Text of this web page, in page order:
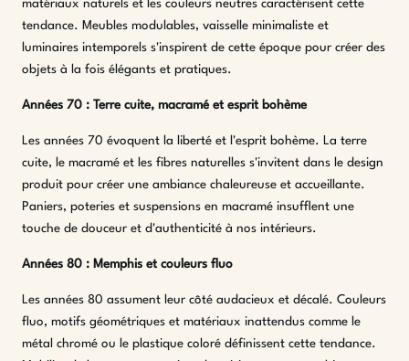
matériaux naturels et les couleurs neutres caractérisent cette
tendance. Meubles modulables, vaisselle minimaliste et
luminaires intemporels s'inspirent de cette époque pour créer des
objets à la fois élégants et pratiques.
Années 70 : Terre cuite, macramé et esprit bohème
Les années 70 évoquent la liberté et l'esprit bohème. La terre
cuite, le macramé et les fibres naturelles s'invitent dans le design
produit pour créer une ambiance chaleureuse et accueillante.
Paniers, poteries et suspensions en macramé insufflent une
touche de douceur et d'authenticité à nos intérieurs.
Années 80 : Memphis et couleurs fluo
Les années 80 assument leur côté audacieux et décalé. Couleurs
fluo, motifs géométriques et matériaux inattendus comme le
métal chromé ou le plastique coloré définissent cette tendance.